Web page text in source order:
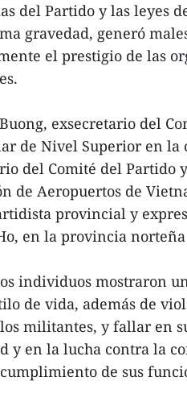
del Partido y las leyes
gravedad, generó
el prestigio de las
exsecretario del
de Nivel Superior en la
del Comité del Partido
de Aeropuertos de
provincial y
en la provincia
individuos mostraron
de vida, además de
militantes, y fallar en
y en la lucha contra la
de sus